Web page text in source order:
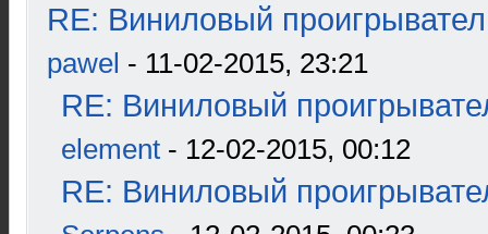
RE: Виниловый
pawel - 11-02-2015, 23:21
RE: Виниловый
element - 12-02-2015, 00:12
RE: Виниловый